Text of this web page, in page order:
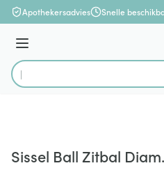
Ga naar de inhoud
Apothekersadvies Snelle
Menu
Product, merk, categorie...
Sissel Ball Zitbal